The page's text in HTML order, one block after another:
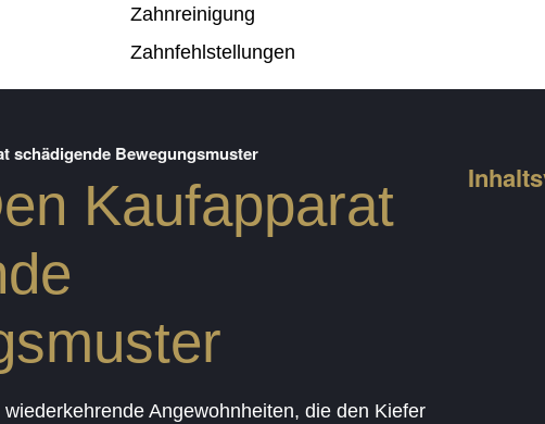
Zahnreinigung
Zahnfehlstellungen
schädigende Bewegungsmuster
Kaufapparat
Angewohnheiten, die den Kiefer